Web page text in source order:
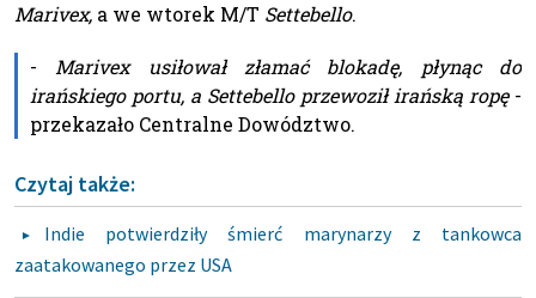
Marivex, a we wtorek M/T Settebello.
-Marivex usiłował złamać blokadę, płynąc do
irańskiego portu, a Settebello przewoził irańską ropę-
przekazało Centralne Dowództwo.
Czytaj także:
Indie potwierdziły śmierć marynarzy z tankowca
zaatakowanego przez USA